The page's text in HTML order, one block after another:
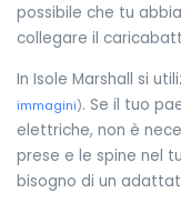
possibile che tu
collegare il
In Isole Marshall si
immagini). Se il tuo
elettriche, non è
prese e le spine nel
bisogno di un